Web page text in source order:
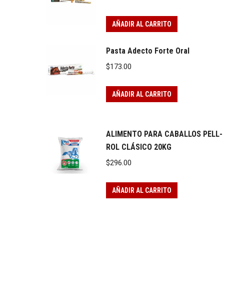
AÑADIR AL CARRITO
Pasta Adecto Forte Oral
$173.00
AÑADIR AL CARRITO
ALIMENTO PARA CABALLOS PELL-
ROL CLÁSICO 20KG
$296.00
AÑADIR AL CARRITO